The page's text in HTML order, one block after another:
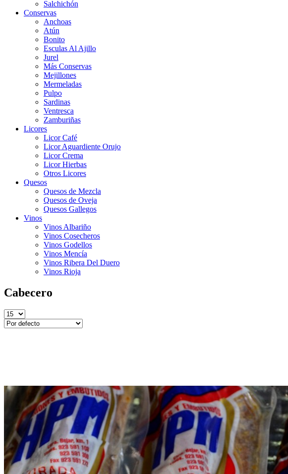
Salchichón
Conservas
Anchoas
Atún
Bonito
Esculas Al Ajillo
Jurel
Más Conservas
Mejillones
Mermeladas
Pulpo
Sardinas
Ventresca
Zamburiñas
Licores
Licor Café
Licor Aguardiente Orujo
Licor Crema
Licor Hierbas
Otros Licores
Quesos
Quesos de Mezcla
Quesos de Oveja
Quesos Gallegos
Vinos
Vinos Albariño
Vinos Cosecheros
Vinos Godellos
Vinos Mencía
Vinos Ribera Del Duero
Vinos Rioja
Cabecero